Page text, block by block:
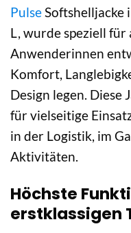
PulseSoftshelljacke
L, wurde speziell für
Anwenderinnen
Komfort,
Design legen. Diese
für vielseitige
in der Logistik, im
Aktivitäten.
Höchste
erstklassigen